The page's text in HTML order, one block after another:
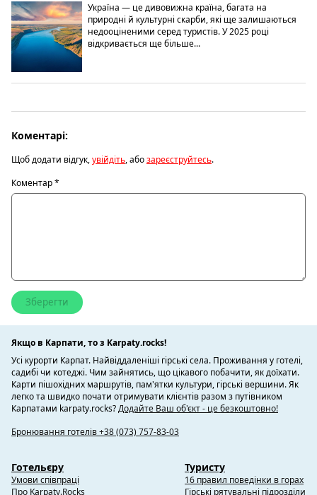
Україна — це дивовижна країна, багата на
природні й культурні скарби, які ще залишаються
недооціненими серед туристів. У 2025 році
відкривається ще більше...
Коментарі:
Щоб додати відгук,увійдіть, абозареєструйтесь.
Коментар*
Якщо в Карпати, то з Karpaty.rocks!
Усі курорти Карпат. Найвіддаленіші гірські села. Проживання у готелі,
садибі чи котеджі. Чим зайнятись, що цікавого побачити, як доїхати.
Карти пішохідних маршрутів, пам'ятки культури, гірські вершини. Як
легко та швидко почати отримувати клієнтів разом з путівником
Карпатами karpaty.rocks?Додайте Ваш об'єкт - це безкоштовно!
Бронювання готелів +38 (073) 757-83-03
Готельєру
Умови співпраці
Про Karpaty.Rocks
Туристу
16 правил поведінки в горах
Гірські рятувальні підрозділи